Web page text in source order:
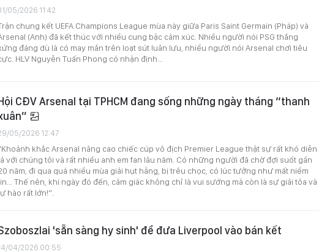
05/2026 11:42
chung kết UEFA Champions League mùa này giữa Paris Saint Germain (Pháp) và
(Anh) đã kết thúc với nhiều cung bậc cảm xúc. Nhiều người nói PSG thắng
đáng dù là có may mắn trên loạt sút luân lưu, nhiều người nói Arsenal chơi tiêu
HLV Nguyễn Tuấn Phong có nhận định...
CĐV Arsenal tại TPHCM đang sống những ngày tháng “thanh
05/2026 12:47
khắc Arsenal nâng cao chiếc cúp vô địch Premier League thật sự rất khó diễn
với chúng tôi và rất nhiều anh em fan lâu năm. Có những người đã chờ đợi suốt gần
năm, đi qua quá nhiều mùa giải hụt hẫng, bị trêu chọc, có lúc tưởng như mất niềm
Thế nên, khi ngày đó đến, cảm giác không chỉ là vui sướng mà còn là sự giải tỏa và
hào rất lớn!”.
'sẵn sàng hy sinh' để đưa Liverpool vào bán kết
04/2026 00:55